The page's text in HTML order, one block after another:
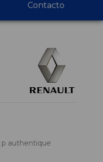
Contacto
p authentique